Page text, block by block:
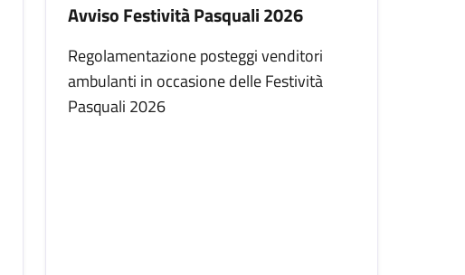
Avviso Festività Pasquali 2026
Regolamentazione posteggi venditori
ambulanti in occasione delle Festività
Pasquali 2026